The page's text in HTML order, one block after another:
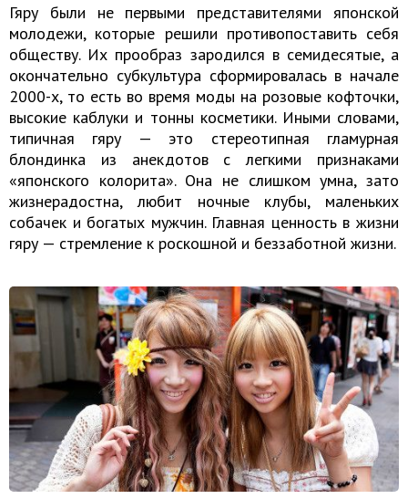
Гяру были не первыми представителями японской
молодежи, которые решили противопоставить себя
обществу. Их прообраз зародился в семидесятые, а
окончательно субкультура сформировалась в начале
2000-х, то есть во время моды на розовые кофточки,
высокие каблуки и тонны косметики. Иными словами,
типичная гяру — это стереотипная гламурная
блондинка из анекдотов с легкими признаками
«японского колорита». Она не слишком умна, зато
жизнерадостна, любит ночные клубы, маленьких
собачек и богатых мужчин. Главная ценность в жизни
гяру — стремление к роскошной и беззаботной жизни.